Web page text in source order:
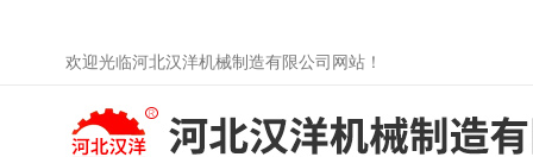
欢迎光临河北汉洋机械制造有限公司网站！